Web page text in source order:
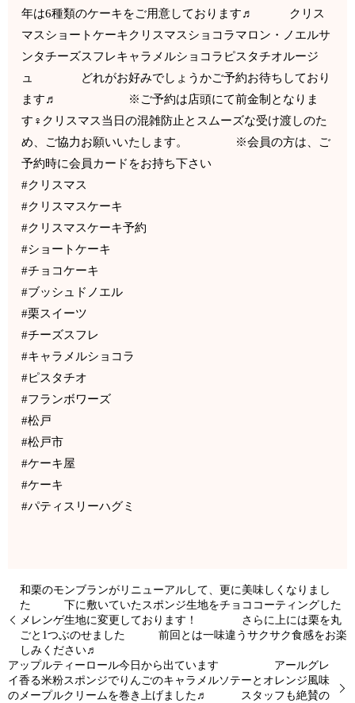
年は6種類のケーキをご用意しております♬ クリス
マスショートケーキクリスマスショコラマロン・ノエルサ
ンタチーズスフレキャラメルショコラピスタチオルージ
ュ どれがお好みでしょうかご予約お待ちしており
ます♬ ※ご予約は店頭にて前金制となりま
す‍♀️クリスマス当日の混雑防止とスムーズな受け渡しのた
め、ご協力お願いいたします。 ※会員の方は、ご
予約時に会員カードをお持ち下さい
#クリスマス
#クリスマスケーキ
#クリスマスケーキ予約
#ショートケーキ
#チョコケーキ
#ブッシュドノエル
#栗スイーツ
#チーズスフレ
#キャラメルショコラ
#ピスタチオ
#フランボワーズ
#松戸
#松戸市
#ケーキ屋
#ケーキ
#パティスリーハグミ
和栗のモンブランがリニューアルして、更に美味しくなりまし
た 下に敷いていたスポンジ生地をチョココーティングした
メレンゲ生地に変更しております！ さらに上には栗を丸
ごと1つぶのせました 前回とは一味違うサクサク食感をお楽
しみください♬
アップルティーロール今日から出ています アールグレ
イ香る米粉スポンジでりんごのキャラメルソテーとオレンジ風味
のメープルクリームを巻き上げました♬ スタッフも絶賛の